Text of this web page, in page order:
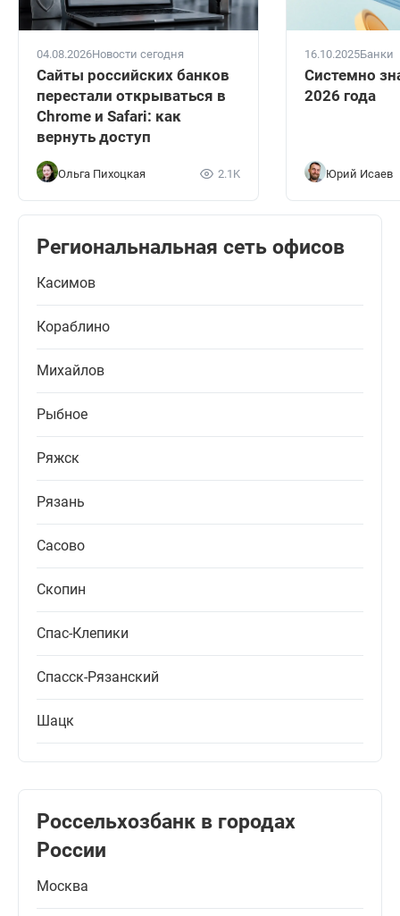
04.08.2026Новости сегодня
Сайты российских банков
перестали открываться в
Chrome и Safari: как
вернуть доступ
Ольга Пихоцкая 2.1K
16.10.2025Банки
Системно
2026 года
Юрий Исаев
Региональнальная сеть офисов
Касимов
Кораблино
Михайлов
Рыбное
Ряжск
Рязань
Сасово
Скопин
Спас-Клепики
Спасск-Рязанский
Шацк
Россельхозбанк в городах
России
Москва